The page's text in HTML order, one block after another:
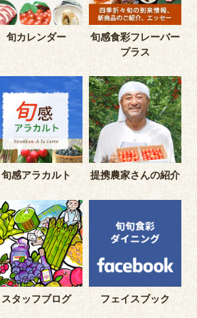
旬カレンダー
旬感食彩フレーバー
プラス
旬感アラカルト 提携農家さんの紹介
スタッフブログ フェイスブック